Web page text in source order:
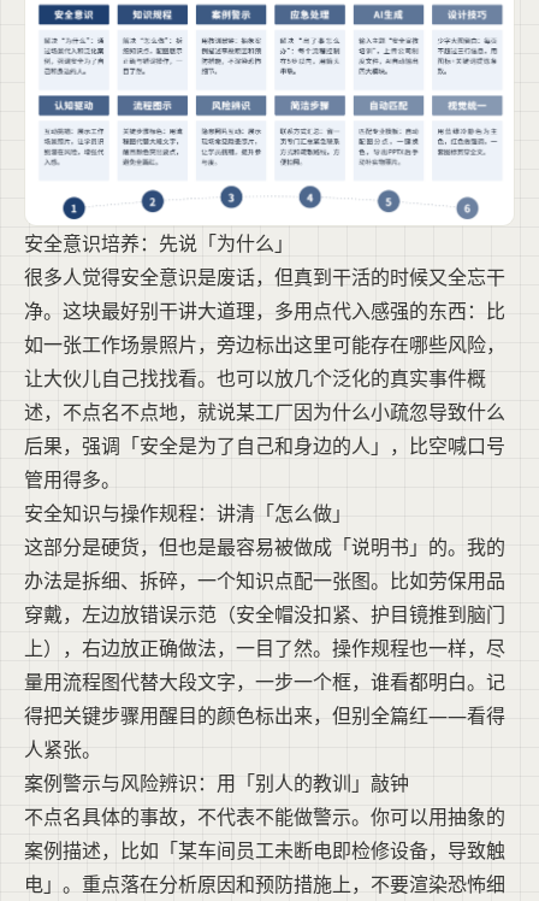
安全意识培养：先说「为什么」
很多人觉得安全意识是废话，但真到干活的时候又全忘干
净。这块最好别干讲大道理，多用点代入感强的东西：比
如一张工作场景照片，旁边标出这里可能存在哪些风险，
让大伙儿自己找找看。也可以放几个泛化的真实事件概
述，不点名不点地，就说某工厂因为什么小疏忽导致什么
后果，强调「安全是为了自己和身边的人」，比空喊口号
管用得多。
安全知识与操作规程：讲清「怎么做」
这部分是硬货，但也是最容易被做成「说明书」的。我的
办法是拆细、拆碎，一个知识点配一张图。比如劳保用品
穿戴，左边放错误示范（安全帽没扣紧、护目镜推到脑门
上），右边放正确做法，一目了然。操作规程也一样，尽
量用流程图代替大段文字，一步一个框，谁看都明白。记
得把关键步骤用醒目的颜色标出来，但别全篇红——看得
人紧张。
案例警示与风险辨识：用「别人的教训」敲钟
不点名具体的事故，不代表不能做警示。你可以用抽象的
案例描述，比如「某车间员工未断电即检修设备，导致触
电」。重点落在分析原因和预防措施上，不要渲染恐怖细